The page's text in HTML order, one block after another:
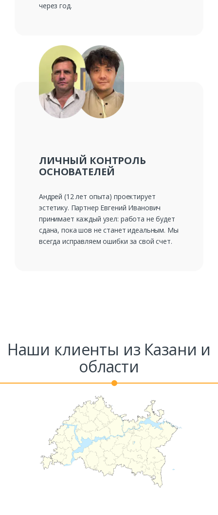
через год.
ЛИЧНЫЙ КОНТРОЛЬ
ОСНОВАТЕЛЕЙ
Андрей (12 лет опыта) проектирует
эстетику. Партнер Евгений Иванович
принимает каждый узел: работа не будет
сдана, пока шов не станет идеальным. Мы
всегда исправляем ошибки за свой счет.
Наши клиенты из Казани и
области